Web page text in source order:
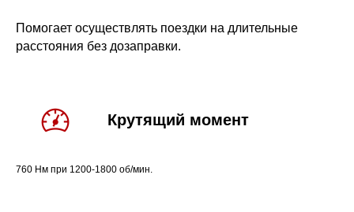
Помогает осуществлять поездки на длительные
расстояния без дозаправки.
Крутящий момент
760 Нм при 1200-1800 об/мин.